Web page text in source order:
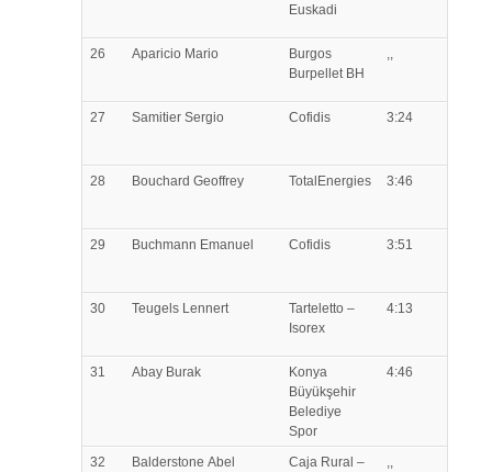
Euskadi
26 Aparicio Mario
Burgos
Burpellet BH
,,
27 Samitier Sergio Cofidis 3:24
28 Bouchard Geoffrey TotalEnergies 3:46
29 Buchmann Emanuel Cofidis 3:51
30 Teugels Lennert
Tarteletto –
Isorex
4:13
31 Abay Burak
Konya
Büyükşehir
Belediye
Spor
4:46
32 Balderstone Abel
Caja Rural –
,,